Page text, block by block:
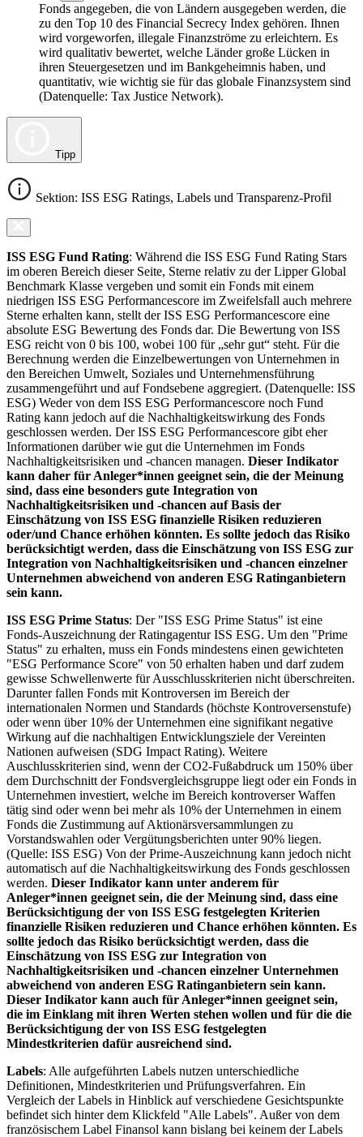
Fonds angegeben, die von Ländern ausgegeben werden, die
zu den Top 10 des Financial Secrecy Index gehören. Ihnen
wird vorgeworfen, illegale Finanzströme zu erleichtern. Es
wird qualitativ bewertet, welche Länder große Lücken in
ihren Steuergesetzen und im Bankgeheimnis haben, und
quantitativ, wie wichtig sie für das globale Finanzsystem sind
(Datenquelle: Tax Justice Network).
Tipp
Sektion: ISS ESG Ratings, Labels und Transparenz-Profil
ISS ESG Fund Rating: Während die ISS ESG Fund Rating Stars
im oberen Bereich dieser Seite, Sterne relativ zu der Lipper Global
Benchmark Klasse vergeben und somit ein Fonds mit einem
niedrigen ISS ESG Performancescore im Zweifelsfall auch mehrere
Sterne erhalten kann, stellt der ISS ESG Performancescore eine
absolute ESG Bewertung des Fonds dar. Die Bewertung von ISS
ESG reicht von 0 bis 100, wobei 100 für „sehr gut“ steht. Für die
Berechnung werden die Einzelbewertungen von Unternehmen in
den Bereichen Umwelt, Soziales und Unternehmensführung
zusammengeführt und auf Fondsebene aggregiert. (Datenquelle: ISS
ESG) Weder von dem ISS ESG Performancescore noch Fund
Rating kann jedoch auf die Nachhaltigkeitswirkung des Fonds
geschlossen werden. Der ISS ESG Performancescore gibt eher
Informationen darüber wie gut die Unternehmen im Fonds
Nachhaltigkeitsrisiken und -chancen managen. Dieser Indikator
kann daher für Anleger*innen geeignet sein, die der Meinung
sind, dass eine besonders gute Integration von
Nachhaltigkeitsrisiken und -chancen auf Basis der
Einschätzung von ISS ESG finanzielle Risiken reduzieren
oder/und Chance erhöhen könnten. Es sollte jedoch das Risiko
berücksichtigt werden, dass die Einschätzung von ISS ESG zur
Integration von Nachhaltigkeitsrisiken und -chancen einzelner
Unternehmen abweichend von anderen ESG Ratinganbietern
sein kann.
ISS ESG Prime Status: Der "ISS ESG Prime Status" ist eine
Fonds-Auszeichnung der Ratingagentur ISS ESG. Um den "Prime
Status" zu erhalten, muss ein Fonds mindestens einen gewichteten
"ESG Performance Score" von 50 erhalten haben und darf zudem
gewisse Schwellenwerte für Ausschlusskriterien nicht überschreiten.
Darunter fallen Fonds mit Kontroversen im Bereich der
internationalen Normen und Standards (höchste Kontroversenstufe)
oder wenn über 10% der Unternehmen eine signifikant negative
Wirkung auf die nachhaltigen Entwicklungsziele der Vereinten
Nationen aufweisen (SDG Impact Rating). Weitere
Auschlusskriterien sind, wenn der CO2-Fußabdruck um 150% über
dem Durchschnitt der Fondsvergleichsgruppe liegt oder ein Fonds in
Unternehmen investiert, welche im Bereich kontroverser Waffen
tätig sind oder wenn bei mehr als 10% der Unternehmen in einem
Fonds die Zustimmung auf Aktionärsversammlungen zu
Vorstandswahlen oder Vergütungsberichten unter 90% liegen.
(Quelle: ISS ESG) Von der Prime-Auszeichnung kann jedoch nicht
automatisch auf die Nachhaltigkeitswirkung des Fonds geschlossen
werden. Dieser Indikator kann unter anderem für
Anleger*innen geeignet sein, die der Meinung sind, dass eine
Berücksichtigung der von ISS ESG festgelegten Kriterien
finanzielle Risiken reduzieren und Chance erhöhen könnten. Es
sollte jedoch das Risiko berücksichtigt werden, dass die
Einschätzung von ISS ESG zur Integration von
Nachhaltigkeitsrisiken und -chancen einzelner Unternehmen
abweichend von anderen ESG Ratinganbietern sein kann.
Dieser Indikator kann auch für Anleger*innen geeignet sein,
die im Einklang mit ihren Werten stehen wollen und für die die
Berücksichtigung der von ISS ESG festgelegten
Mindestkriterien dafür ausreichend sind.
Labels: Alle aufgeführten Labels nutzen unterschiedliche
Definitionen, Mindestkriterien und Prüfungsverfahren. Ein
Vergleich der Labels in Hinblick auf verschiedene Gesichtspunkte
befindet sich hinter dem Klickfeld "Alle Labels". Außer von dem
französischem Label Finansol kann bislang bei keinem der Labels